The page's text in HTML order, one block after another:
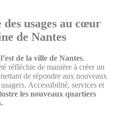
usages au cœur
de Nantes
de la ville de Nantes.
réfléchie de manière à créer un
de répondre aux nouveaux
Accessibilité, services et
les nouveaux quartiers